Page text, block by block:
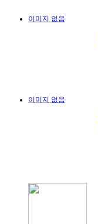
이미지 없음
이미지 없음